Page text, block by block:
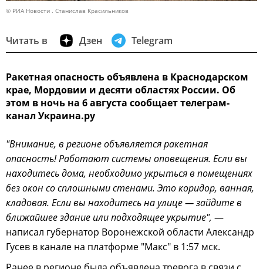
© РИА Новости . Станислав Красильников
Читать в Дзен Telegram
Ракетная опасность объявлена в Краснодарском
крае, Мордовии и десяти областях России. Об
этом в ночь на 6 августа сообщает телеграм-
канал Украина.ру
"Внимание, в регионе объявляется ракетная
опасность! Работают системы оповещения. Если вы
находитесь дома, необходимо укрыться в помещениях
без окон со сплошными стенами. Это коридор, ванная,
кладовая. Если вы находитесь на улице — зайдите в
ближайшее здание или подходящее укрытие", —
написал губернатор Воронежской области Александр
Гусев в канале на платформе "Макс" в 1:57 мск.